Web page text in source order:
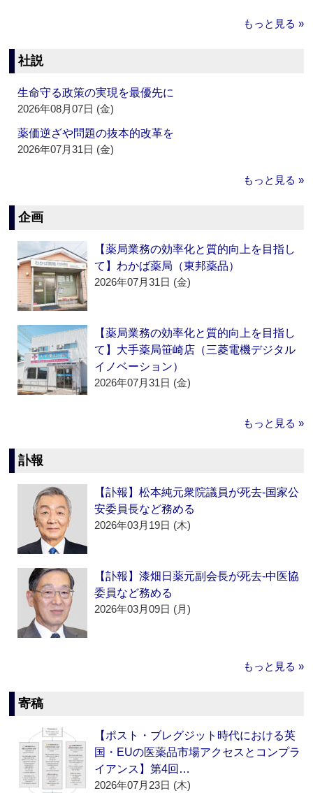
もっと見る »
社説
生命守る政策の実現を最優先に
2026年08月07日 (金)
薬価逆ざや問題の抜本的改革を
2026年07月31日 (金)
もっと見る »
企画
【薬局業務の効率化と質的向上を目指し
て】わかば薬局（東邦薬品）
2026年07月31日 (金)
【薬局業務の効率化と質的向上を目指し
て】大手薬局笹崎店（三菱電機デジタル
イノベーション）
2026年07月31日 (金)
もっと見る »
訃報
【訃報】松本純元衆院議員が死去‐国家公
安委員長など務める
2026年03月19日 (木)
【訃報】漆畑日薬元副会長が死去‐中医協
委員など務める
2026年03月09日 (月)
もっと見る »
寄稿
【ポスト・ブレグジット時代における英
国・EUの医薬品市場アクセスとコンプラ
イアンス】第4回…
2026年07月23日 (木)